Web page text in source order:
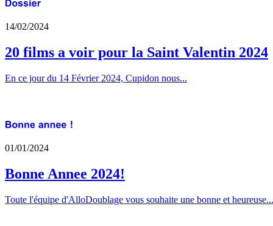
14/02/2024
20 films a voir pour la Saint Valentin 2024
En ce jour du 14 Février 2024, Cupidon nous...
01/01/2024
Bonne Annee 2024!
Toute l'équipe d'AlloDoublage vous souhaite une bonne et heureuse...